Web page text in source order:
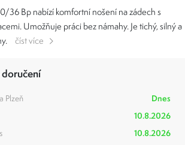
36 Bp nabízí komfortní nošení na zádech s
Umožňuje práci bez námahy. Je tichý, silný a
číst více
Plzeň
Dnes
10.8.2026
10.8.2026